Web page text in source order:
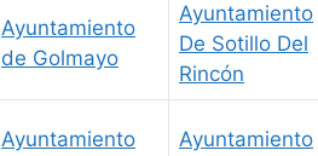
Ayuntamiento
de Golmayo
Ayuntamiento
De Sotillo Del
Rincón
Ayuntamiento
Ayuntamiento